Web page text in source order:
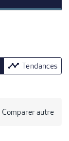
timeline Tendances
Comparer autre